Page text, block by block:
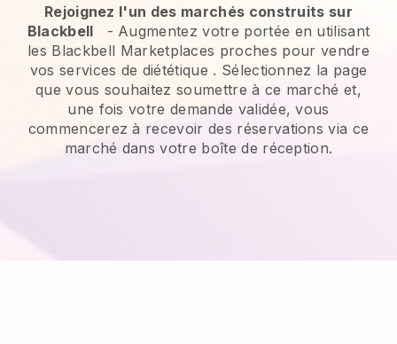
Rejoignez l'un des marchés construits sur
Blackbell
- Augmentez votre portée en utilisant
les Blackbell Marketplaces proches pour vendre
vos services de diététique . Sélectionnez la page
que vous souhaitez soumettre à ce marché et,
une fois votre demande validée, vous
commencerez à recevoir des réservations via ce
marché dans votre boîte de réception.